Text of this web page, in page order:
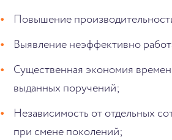
Повышение
Выявление неэффективно
Существенная экономия
выданных поручений;
Независимость от отдельных
при смене поколений;